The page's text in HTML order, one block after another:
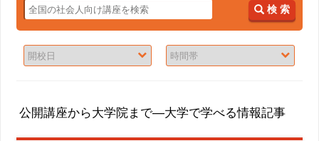
検 索
公開講座から大学院まで―大学で学べる情報記事